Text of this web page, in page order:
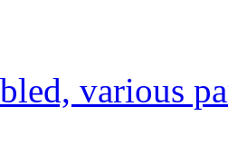
various